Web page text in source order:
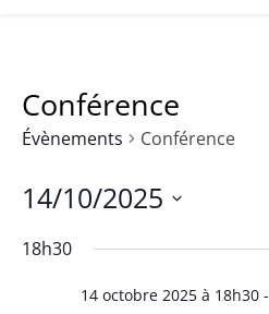
Conférence
Évènements Conférence
14/10/2025
une
18h30
14 octobre 2025 à 18h30-